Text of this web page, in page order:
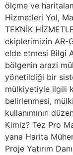
ölçme ve
Hizmetleri Yol,
TEKNİK
ekiplerimizin AR-
elde etmesi Bilgi
bölgenin arazi
yönetildiği bir
mülkiyetiyle ilgili
belirlenmesi,
kullanımının
Kimiz? Tez Pro
yana Harita
Proje Yatırım